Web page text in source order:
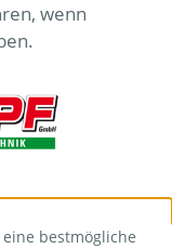
wenn
bestmögliche